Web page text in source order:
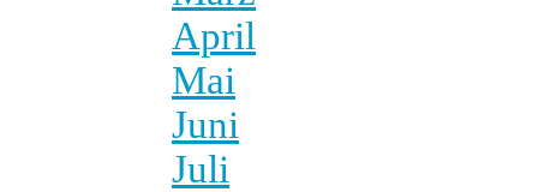
April
Mai
Juni
Juli